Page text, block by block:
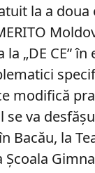
la a doua
„DE CE”
modifică
se va
Bacău, la
Şcoala